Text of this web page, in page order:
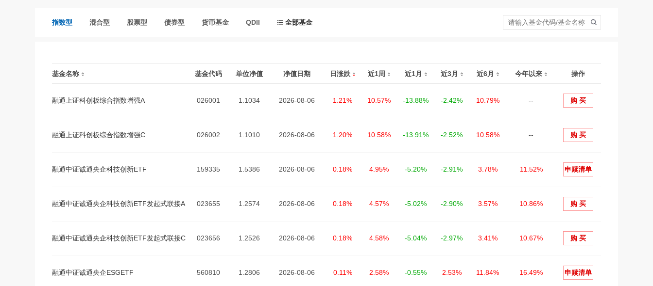
指数型 混合型 股票型 债券型 货币基金 QDII 全部基金
基金名称 基金代码 单位净值 净值日期 日涨跌 近1周 近1月 近3月 近6月 今年以来 操作
融通上证科创板综合指数增强A 026001 1.1034 2026-08-06 1.21% 10.57% -13.88% -2.42% 10.79% -- 购 买
融通上证科创板综合指数增强C 026002 1.1010 2026-08-06 1.20% 10.58% -13.91% -2.52% 10.58% -- 购 买
融通中证诚通央企科技创新ETF 159335 1.5386 2026-08-06 0.18% 4.95% -5.20% -2.91% 3.78% 11.52% 申赎清单
融通中证诚通央企科技创新ETF发起式联接A 023655 1.2574 2026-08-06 0.18% 4.57% -5.02% -2.90% 3.57% 10.86% 购 买
融通中证诚通央企科技创新ETF发起式联接C 023656 1.2526 2026-08-06 0.18% 4.58% -5.04% -2.97% 3.41% 10.67% 购 买
融通中证诚通央企ESGETF 560810 1.2806 2026-08-06 0.11% 2.58% -0.55% 2.53% 11.84% 16.49% 申赎清单